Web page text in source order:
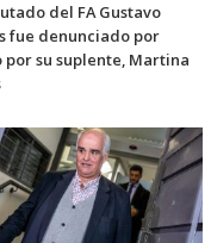
del FA Gustavo
fue denunciado por
por su suplente, Martina